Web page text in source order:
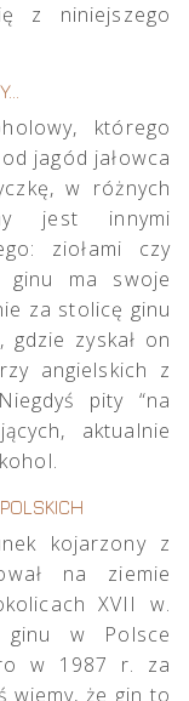
z niniejszego
którego
jagód jałowca
w różnych
jest innymi
ziołami czy
ginu ma swoje
za stolicę ginu
gdzie zyskał on
angielskich z
pity “na
aktualnie
kojarzony z
na ziemie
XVII w.
ginu w Polsce
w 1987 r. za
wiemy, że gin to